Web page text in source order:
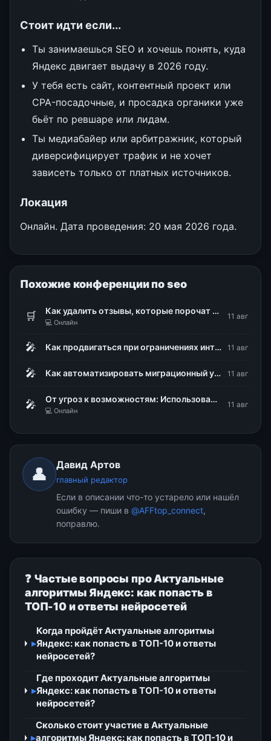
Стоит идти если...
Ты занимаешься SEO и хочешь понять, куда
Яндекс двигает выдачу в 2026 году.
У тебя есть сайт, контентный проект или
CPA-посадочные, и просадка органики уже
бьёт по ревшаре или лидам.
Ты медиабайер или арбитражник, который
диверсифицирует трафик и не хочет
зависеть только от платных источников.
Локация
Онлайн. Дата проведения: 20 мая 2026 года.
Похожие конференции по seo
🛒 Как удалить отзывы, которые порочат репутацию бизнеса
💻 Онлайн
11 авг
🎤 Как продвигаться при ограничениях интернета: белые списки, Директ и офлайн-конверсии 11 авг
🎤 Как автоматизировать миграционный учет иностранных сотрудников в 1С и снизить риски штрафов 11 авг
🎤 От угроз к возможностям: Использование DLP для стратегического управления рисками
💻 Онлайн
11 авг
👤 Давид Артов
главный редактор
Если в описании что-то устарело или нашёл
ошибку — пиши в @AFFtop_connect,
поправлю.
❓ Частые вопросы про Актуальные
алгоритмы Яндекс: как попасть в
ТОП-10 и ответы нейросетей
▸
Когда пройдёт Актуальные алгоритмы
Яндекс: как попасть в ТОП-10 и ответы
нейросетей?
▸
Где проходит Актуальные алгоритмы
Яндекс: как попасть в ТОП-10 и ответы
нейросетей?
▸
Сколько стоит участие в Актуальные
алгоритмы Яндекс: как попасть в ТОП-10 и